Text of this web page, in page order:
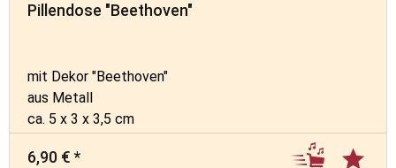
Pillendose "Beethoven"
mit Dekor "Beethoven"
aus Metall
ca. 5 x 3 x 3,5 cm
6,90 € *